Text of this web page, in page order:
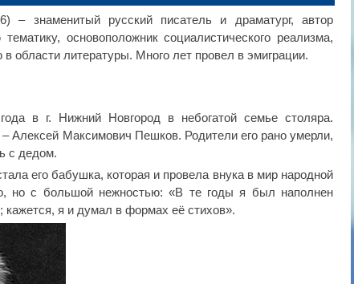
– знаменитый русский писатель и драматург, автор
основоположник социалистического реализма,
области литературы. Много лет провел в эмиграции.
в г. Нижний Новгород в небогатой семье столяра.
Алексей Максимович Пешков. Родители его рано умерли,
с дедом.
его бабушка, которая и провела внука в мир народной
но с большой нежностью: «В те годы я был наполнен
я и думал в формах её стихов».